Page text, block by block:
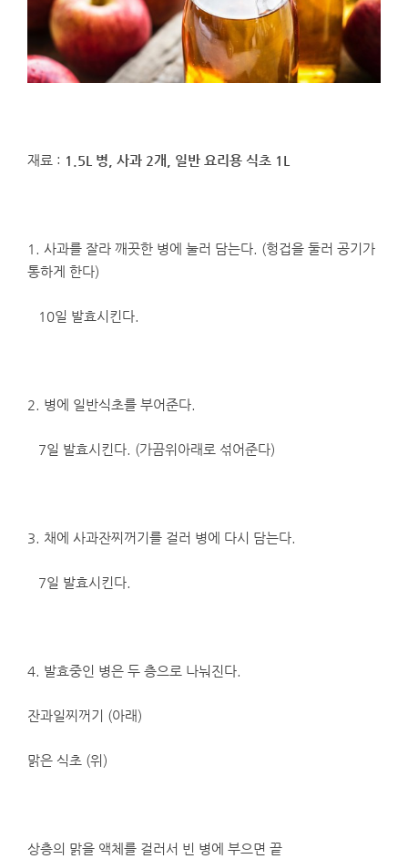
재료 : 1.5L 병, 사과 2개, 일반 요리용 식초 1L
1. 사과를 잘라 깨끗한 병에 눌러 담는다. (헝겁을 둘러 공기가
통하게 한다)
10일 발효시킨다.
2. 병에 일반식초를 부어준다.
7일 발효시킨다. (가끔위아래로 섞어준다)
3. 채에 사과잔찌꺼기를 걸러 병에 다시 담는다.
7일 발효시킨다.
4. 발효중인 병은 두 층으로 나눠진다.
잔과일찌꺼기 (아래)
맑은 식초 (위)
상층의 맑을 액체를 걸러서 빈 병에 부으면 끝